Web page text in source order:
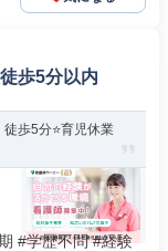
歩5分以内
徒歩5分⭐育児休業
#学歴不問 #経験